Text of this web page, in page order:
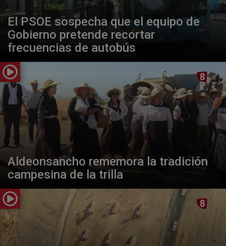
El PSOE sospecha que el equipo de
Gobierno pretende recortar
frecuencias de autobús
Aldeonsancho rememora la tradición
campesina de la trilla